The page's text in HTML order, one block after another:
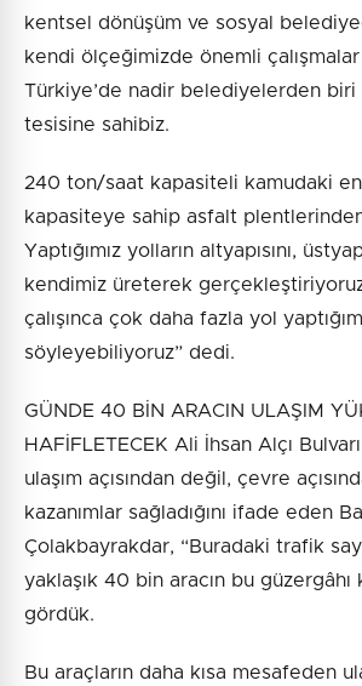
kentsel dönüşüm ve sosyal
kendi ölçeğimizde önemli çalışmalar
Türkiye’de nadir belediyelerden biri
tesisine sahibiz.
240 ton/saat kapasiteli kamudaki
kapasiteye sahip asfalt
Yaptığımız yolların altyapısını,
kendimiz üreterek
çalışınca çok daha fazla yol
söyleyebiliyoruz” dedi.
GÜNDE 40 BİN ARACIN ULAŞIM
HAFİFLETECEK Ali İhsan Alçı
ulaşım açısından değil, çevre
kazanımlar sağladığını ifade eden
Çolakbayrakdar, “Buradaki trafik
yaklaşık 40 bin aracın bu güzergâhı
gördük.
Bu araçların daha kısa mesafeden